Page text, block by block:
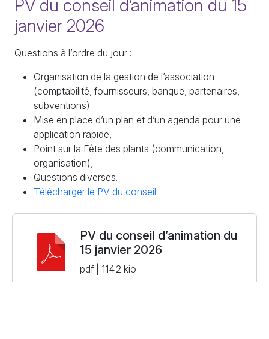
PV du conseil d’animation du 15
janvier 2026
Questions à l’ordre du jour :
Organisation de la gestion de l’association
(comptabilité, fournisseurs, banque, partenaires,
subventions).
Mise en place d’un plan et d’un agenda pour une
application rapide,
Point sur la Fête des plants (communication,
organisation),
Questions diverses.
Télécharger le PV du conseil
PV du conseil d’animation du
15 janvier 2026
pdf | 114.2 kio